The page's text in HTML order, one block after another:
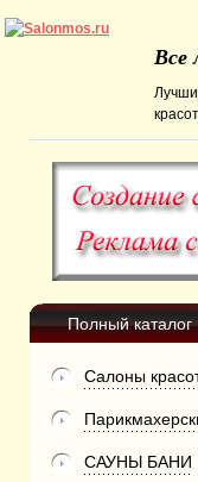
Все
Полный каталог
Салоны
САУНЫ БАНИ